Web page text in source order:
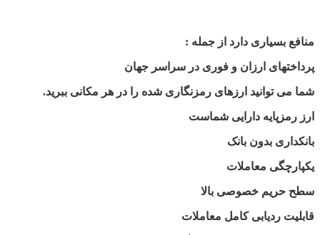
منافع بسیاری دارد از جمله :
پرداختهای ارزان و فوری در سراسر جهان
شما می توانید ارزهای رمزنگاری شده را در هر مکانی ببرید.
ارز رمزپایه دارایی شماست
بانکداری بدون بانک
یکپارچگی معاملات
سطح حریم خصوصی بالا
قابلیت ردیابی کامل معاملات